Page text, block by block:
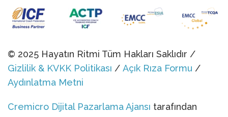
© 2025 Hayatın Ritmi Tüm Hakları Saklıdır /
Gizlilik & KVKK Politikası / Açık Rıza Formu /
Aydınlatma Metni
Cremicro Dijital Pazarlama Ajansı tarafından